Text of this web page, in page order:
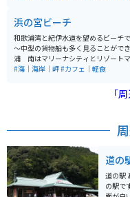
浜の宮ビーチ
和歌浦湾と紀伊水道を望めるビーチ
～中型の貨物船も多く見ることがで
浦 南はマリーナシティとリゾートマ
紀伊水道に沈む夕日がきれいな場所で
#海｜海岸｜岬#カフェ｜軽食
「
道の
道の駅
の駅で